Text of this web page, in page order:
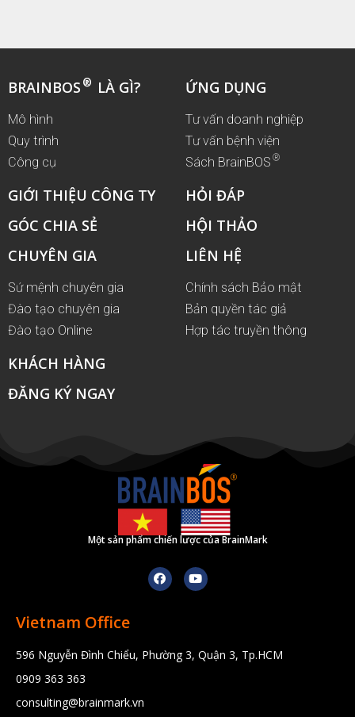
BRAINBOS ® LÀ GÌ?
Mô hình
Quy trình
Công cụ
GIỚI THIỆU CÔNG TY
GÓC CHIA SẺ
ỨNG DỤNG
Tư vấn doanh nghiệp
Tư vấn bệnh viện
Sách BrainBOS ®
HỎI ĐÁP
HỘI THẢO
CHUYÊN GIA
Sứ mệnh chuyên gia
Đào tạo chuyên gia
Đào tạo Online
KHÁCH HÀNG
ĐĂNG KÝ NGAY
LIÊN HỆ
Chính sách Bảo mật
Bản quyền tác giả
Hợp tác truyền thông
Một sản phẩm chiến lược của BrainMark
Vietnam Office
596 Nguyễn Đình Chiểu, Phường 3, Quận 3, Tp.HCM
0909 363 363
consulting@brainmark.vn